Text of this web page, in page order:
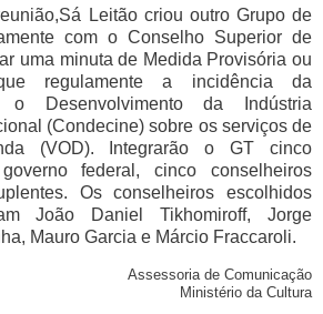
Leitão criou outro Grupo de
com o Conselho Superior de
uma minuta de Medida Provisória ou
regulamente a incidência da
o Desenvolvimento da Indústria
(Condecine) sobre os serviços de
(VOD). Integrarão o GT cinco
federal, cinco conselheiros
Os conselheiros escolhidos
João Daniel Tikhomiroff, Jorge
Mauro Garcia e Márcio Fraccaroli.
Assessoria de Comunicação
Ministério da Cultura